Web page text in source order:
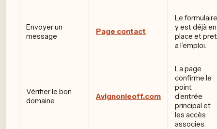
Envoyer un
message
Page contact
Le formulaire
y est déjà en
place et pret
a l’emploi.
Vérifier le bon
domaine
Avignonleoff.com
La page
confirme le
point
d’entrée
principal et
les accès
associes.